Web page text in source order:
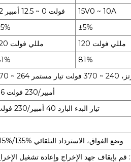
12 فولت 0 ~ 12.5 أمبير 15V0 ~ 10A
±5%
120 مللي فولت 120 مللي فولت
81%
1.6 أمبير/230 فولت
تيار البدء البارد 40 أمبير/230 فولت
115%/135% وضع الفواق، الاسترداد التلقائي